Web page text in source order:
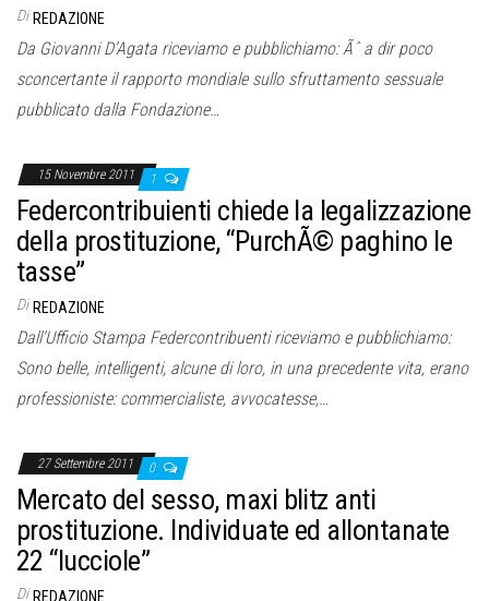
Di REDAZIONE
Da Giovanni D’Agata riceviamo e pubblichiamo: Ãˆ a dir poco
sconcertante il rapporto mondiale sullo sfruttamento sessuale
pubblicato dalla Fondazione…
15 Novembre 2011 1
Federcontribuienti chiede la legalizzazione
della prostituzione, “PurchÃ© paghino le
tasse”
Di REDAZIONE
Dall’Ufficio Stampa Federcontribuenti riceviamo e pubblichiamo:
Sono belle, intelligenti, alcune di loro, in una precedente vita, erano
professioniste: commercialiste, avvocatesse,…
27 Settembre 2011 0
Mercato del sesso, maxi blitz anti
prostituzione. Individuate ed allontanate
22 “lucciole”
Di REDAZIONE